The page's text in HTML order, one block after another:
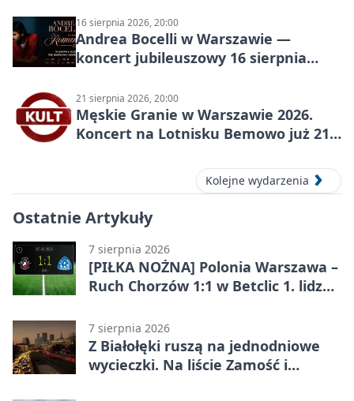
16 sierpnia 2026, 20:00
Andrea Bocelli w Warszawie —
koncert jubileuszowy 16 sierpnia
21 sierpnia 2026, 20:00
Męskie Granie w Warszawie 2026.
Koncert na Lotnisku Bemowo już 21
Kolejne wydarzenia
Ostatnie Artykuły
7 sierpnia 2026
[PIŁKA NOŻNA] Polonia Warszawa –
Ruch Chorzów 1:1 w Betclic 1. lidze.
7 sierpnia 2026
Z Białołęki ruszą na jednodniowe
wycieczki. Na liście Zamość i